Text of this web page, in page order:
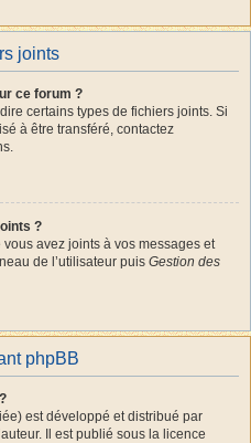
joints
ce forum ?
certains types de fichiers joints. Si
à être transféré, contactez
?
avez joints à vos messages et
de l’utilisateur puis Gestion des
phpBB
est développé et distribué par
Il est publié sous la licence